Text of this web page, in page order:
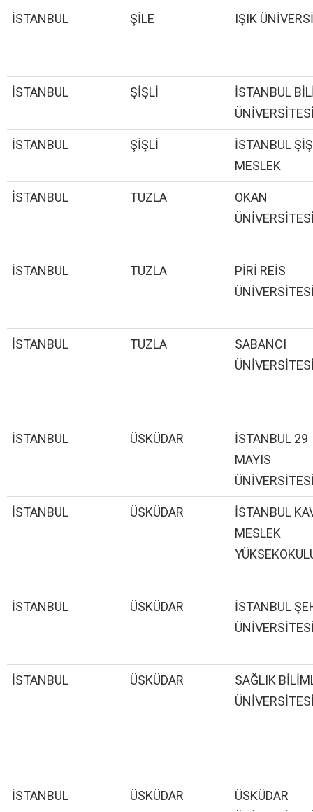
İSTANBUL ŞİLE IŞIK
İSTANBUL ŞİŞLİ
İSTANBUL
İSTANBUL ŞİŞLİ
İSTANBUL
MESLEK
İSTANBUL TUZLA
OKAN
İSTANBUL TUZLA
PİRİ REİS
İSTANBUL TUZLA
SABANCI
İSTANBUL ÜSKÜDAR
İSTANBUL 29
MAYIS
İSTANBUL ÜSKÜDAR
İSTANBUL
MESLEK
İSTANBUL ÜSKÜDAR
İSTANBUL
İSTANBUL ÜSKÜDAR
SAĞLIK
İSTANBUL ÜSKÜDAR
ÜSKÜDAR